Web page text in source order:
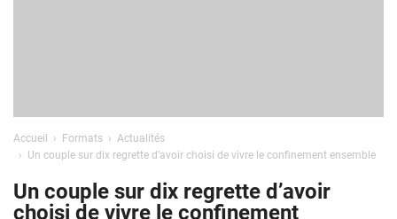
Accueil Formats
Actualités
Un couple sur dix regrette d’avoir choisi de vivre le confinement ensemble
Un couple sur dix regrette d’avoir
choisi de vivre le confinement